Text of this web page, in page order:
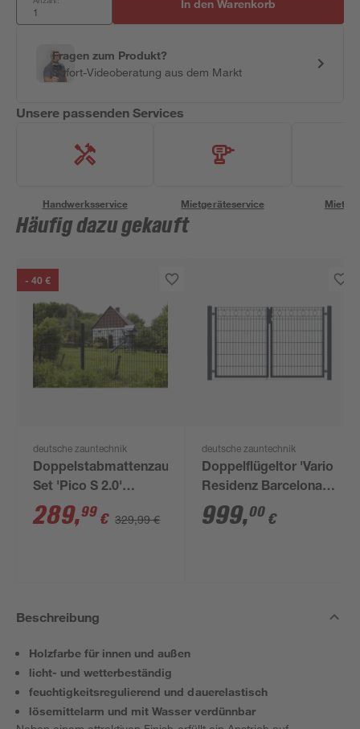
In den Warenkorb
Fragen zum Produkt?
Sofort-Videoberatung aus dem Markt
Unsere passenden Services
Handwerksservice Mietgeräteservice
Häufig dazu gekauft
- 40 €
deutsche zauntechnik
Doppelstabmattenzaun-
Set 'Pico S 2.0'
anthrazit 800 x 120
cm
289,99 € 329,99 €
deutsche zauntechnik
Doppelflügeltor 'Vario
Residenz Barcelona'
anthrazitgrau 202 x
120 cm
999,00 €
Beschreibung
Holzfarbe für innen und außen
licht- und wetterbeständig
feuchtigkeitsregulierend und dauerelastisch
lösemittelarm und mit Wasser verdünnbar